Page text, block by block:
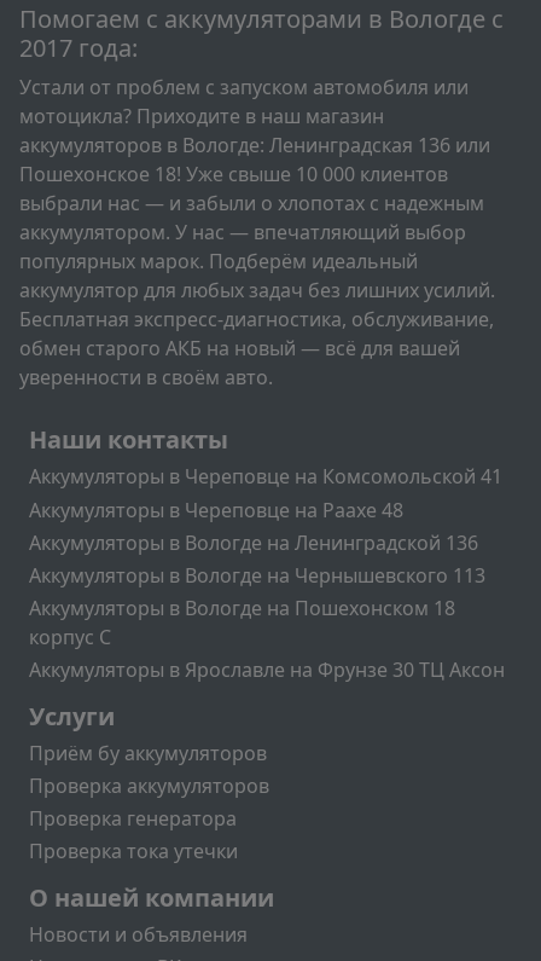
Помогаем c аккумуляторами в Вологде с
2017 года:
Устали от проблем с запуском автомобиля или
мотоцикла? Приходите в наш магазин
аккумуляторов в Вологде: Ленинградская 136 или
Пошехонское 18! Уже свыше 10 000 клиентов
выбрали нас — и забыли о хлопотах с надежным
аккумулятором. У нас — впечатляющий выбор
популярных марок. Подберём идеальный
аккумулятор для любых задач без лишних усилий.
Бесплатная экспресс-диагностика, обслуживание,
обмен старого АКБ на новый — всё для вашей
уверенности в своём авто.
Подвал
Наши контакты
Аккумуляторы в Череповце на Комсомольской 41
Аккумуляторы в Череповце на Раахе 48
Аккумуляторы в Вологде на Ленинградской 136
Аккумуляторы в Вологде на Чернышевского 113
Аккумуляторы в Вологде на Пошехонском 18
корпус C
Аккумуляторы в Ярославле на Фрунзе 30 ТЦ Аксон
Услуги
Приём бу аккумуляторов
Проверка аккумуляторов
Проверка генератора
Проверка тока утечки
Меню учётной записи пользователя
О нашей компании
Новости и объявления